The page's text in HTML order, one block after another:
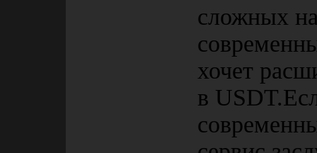
сложных
хочет
в